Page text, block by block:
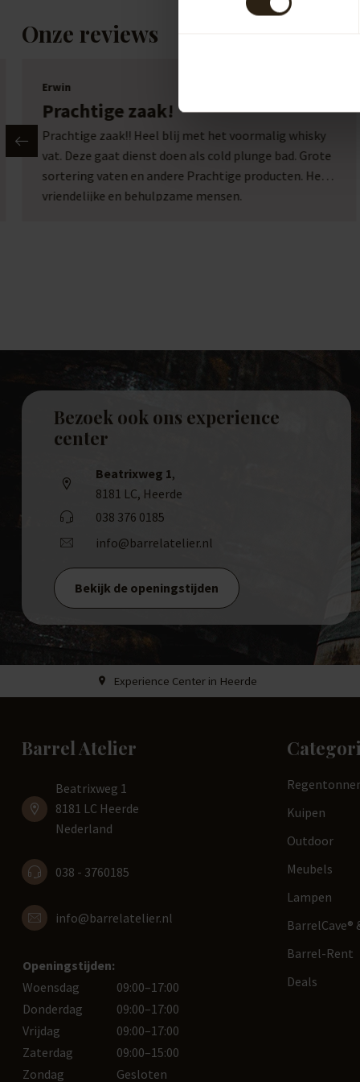
Onze reviews
Erwin
Prachtige zaak!
Prachtige zaak!! Heel blij met het voormalig whisky
vat. Deze gaat dienst doen als cold plunge bad. Grote
sortering vaten en andere Prachtige producten. Heel
vriendelijke en behulpzame mensen.
Bezoek ook ons experience
center
Beatrixweg 1,
8181 LC, Heerde
038 376 0185
info@barrelatelier.nl
Bekijk de openingstijden
Experience Center in Heerde
Barrel Atelier
Beatrixweg 1
8181 LC Heerde
Nederland
038 - 3760185
info@barrelatelier.nl
Openingstijden:
Woensdag
09:00–17:00
Donderdag
09:00–17:00
Vrijdag
09:00–17:00
Zaterdag
09:00–15:00
Zondag
Gesloten
Kuipen
Outdoor
Meubels
Lampen
BarrelCave®
Barrel-Rent
Deals